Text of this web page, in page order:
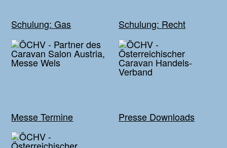
Schulung: Gas Schulung: Recht
Messe Termine Presse Downloads